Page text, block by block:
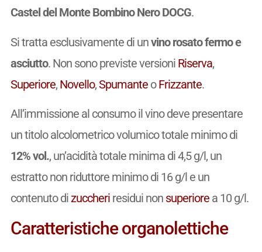
Castel del Monte Bombino Nero DOCG.
Si tratta esclusivamente di unvino rosato fermo e
asciutto. Non sono previste versioni Riserva,
Superiore, Novello,SpumanteoFrizzante.
All’immissione al consumo il vino deve presentare
un titolo alcolometrico volumico totale minimo di
12% vol., un’acidità totale minima di 4,5 g/l, un
estratto non riduttore minimo di 16 g/l e un
contenuto dizuccheriresidui non superiorea 10 g/l.
Caratteristiche organolettiche